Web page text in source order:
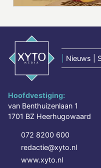
Nieuws |
Hoofdvestiging:
van Benthuizenlaan 1
1701 BZ Heerhugowaard
072 8200 600
redactie@xyto.nl
www.xyto.nl